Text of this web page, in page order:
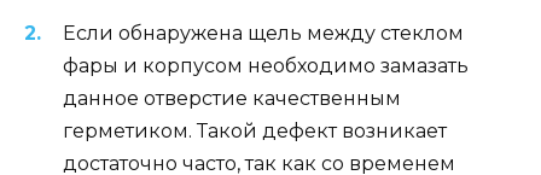
Если обнаружена щель между стеклом
фары и корпусом необходимо замазать
данное отверстие качественным
герметиком. Такой дефект возникает
достаточно часто, так как со временем